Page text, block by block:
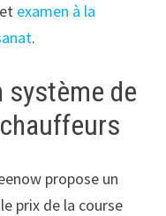
examen à la
.
système de
propose un
prix de la course